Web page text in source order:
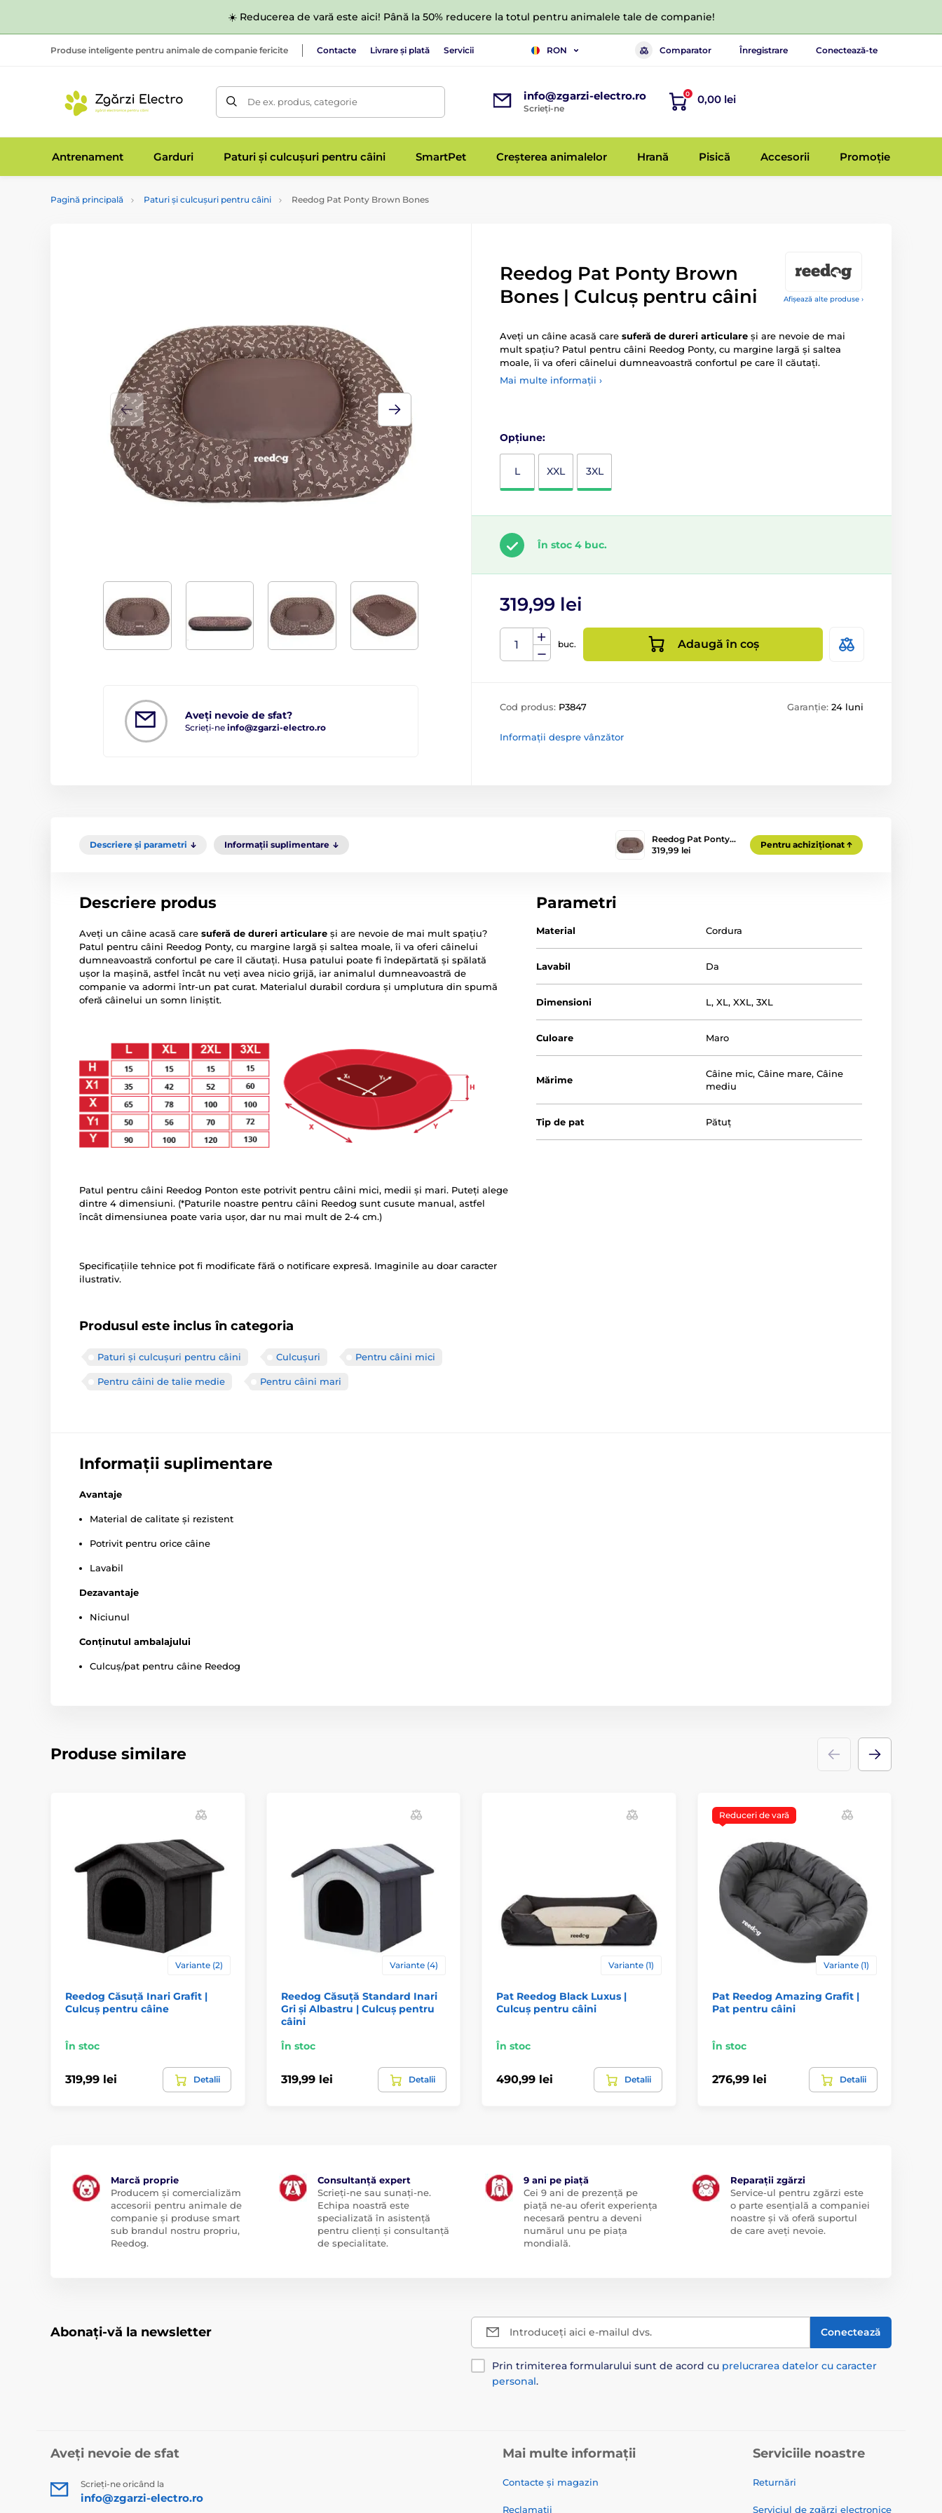
☀️ Reducerea de vară este aici! Până la 50% reducere la totul pentru animalele tale de companie!
Produse inteligente pentru animale de companie fericite Contacte Livrare și plată Servicii RON Comparator Înregistrare Conectează-te
De ex. produs, categorie info@zgarzi-electro.ro
Scrieți-ne
0 0,00 lei
Antrenament Garduri Paturi și culcușuri pentru câini SmartPet Creșterea animalelor Hrană Pisică Accesorii Promoție
Pagină principală Paturi și culcușuri pentru câini Reedog Pat Ponty Brown Bones
Afișează alte produse ›
Aveți nevoie de sfat?
Scrieți-ne info@zgarzi-electro.ro
Reedog Pat Ponty Brown
Bones | Culcuș pentru câini
Aveți un câine acasă care suferă de dureri articulare și are nevoie de mai
mult spațiu? Patul pentru câini Reedog Ponty, cu margine largă și saltea
moale, îi va oferi câinelui dumneavoastră confortul pe care îl căutați.
Mai multe informații ›
Opțiune:
L XXL 3XL
În stoc 4 buc.
319,99 lei
buc. Adaugă în coș
Cod produs: P3847 Garanție: 24 luni
Informații despre vânzător
Descriere și parametri Informații suplimentare
Reedog Pat Ponty…
319,99 lei
Pentru achiziționat
Descriere produs
Aveți un câine acasă care suferă de dureri articulare și are nevoie de mai mult spațiu?
Patul pentru câini Reedog Ponty, cu margine largă și saltea moale, îi va oferi câinelui
dumneavoastră confortul pe care îl căutați. Husa patului poate fi îndepărtată și spălată
ușor la mașină, astfel încât nu veți avea nicio grijă, iar animalul dumneavoastră de
companie va adormi într-un pat curat. Materialul durabil cordura și umplutura din spumă
oferă câinelui un somn liniștit.
Patul pentru câini Reedog Ponton este potrivit pentru câini mici, medii și mari. Puteți alege
dintre 4 dimensiuni. (*Paturile noastre pentru câini Reedog sunt cusute manual, astfel
încât dimensiunea poate varia ușor, dar nu mai mult de 2-4 cm.)
Specificațiile tehnice pot fi modificate fără o notificare expresă. Imaginile au doar caracter
ilustrativ.
Produsul este inclus în categoria
Paturi și culcușuri pentru câini Culcușuri Pentru câini mici
Pentru câini de talie medie Pentru câini mari
Parametri
Material Cordura
Lavabil Da
Dimensioni L,XL,XXL,3XL
Culoare Maro
Mărime
Câine mic,Câine mare,Câine
mediu
Tip de pat Pătuț
Informații suplimentare
Avantaje
Material de calitate și rezistent
Potrivit pentru orice câine
Lavabil
Dezavantaje
Niciunul
Conținutul ambalajului
Culcuș/pat pentru câine Reedog
Produse similare
Variante (2)
Reedog Căsuță Inari Grafit |
Culcuș pentru câine
În stoc
319,99 lei Detalii
Variante (4)
Reedog Căsuță Standard Inari
Gri și Albastru | Culcuș pentru
câini
În stoc
319,99 lei Detalii
Variante (1)
Pat Reedog Black Luxus |
Culcuș pentru câini
În stoc
490,99 lei Detalii
Reduceri de vară
Variante (1)
Pat Reedog Amazing Grafit |
Pat pentru câini
În stoc
276,99 lei Detalii
Marcă proprie
Producem și comercializăm
accesorii pentru animale de
companie și produse smart
sub brandul nostru propriu,
Reedog.
Consultanță expert
Scrieți-ne sau sunați-ne.
Echipa noastră este
specializată în asistență
pentru clienți și consultanță
de specialitate.
9 ani pe piață
Cei 9 ani de prezență pe
piață ne-au oferit experiența
necesară pentru a deveni
numărul unu pe piața
mondială.
Reparații zgărzi
Service-ul pentru zgărzi este
o parte esențială a companiei
noastre și vă oferă suportul
de care aveți nevoie.
Abonați-vă la newsletter Introduceți aici e-mailul dvs. Conectează
Prin trimiterea formularului sunt de acord cu prelucrarea datelor cu caracter
personal.
Aveți nevoie de sfat
Scrieți-ne oricând la
info@zgarzi-electro.ro
Mai multe informații
Contacte și magazin
Reclamații
Serviciile noastre
Returnări
Serviciul de zgărzi electronice